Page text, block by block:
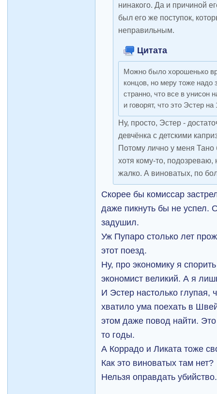
нинакого. Да и причиной
был его же поступок,
неправильным.
Цитата
Можно было хорошенько
концов, но меру тоже надо
странно, что все в унисон
и говорят, что это Эстер
Ну, просто, Эстер -
девчёнка с детскими
Потому лично у меня
хотя кому-то,
жалко. А виноватых, по
Скорее бы комиссар
даже пикнуть бы не успел.
задушил.
Уж Пупаро столько лет
этот поезд.
Ну, про экономику я
экономист великий. А я
И Эстер настолько глупая,
хватило ума поехать в
этом даже повод найти.
то годы.
А Коррадо и Ликата тоже
Как это виноватых там нет?
Нельзя оправдать